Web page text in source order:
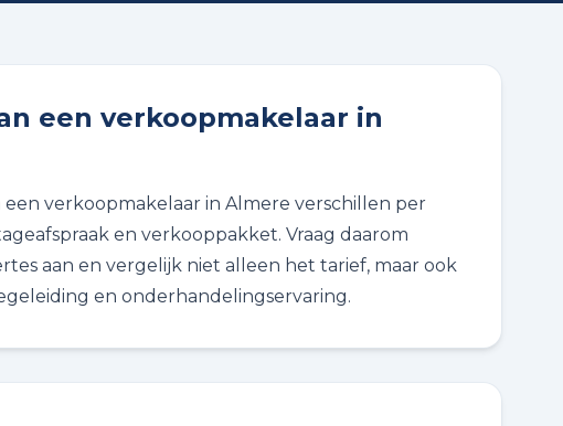
een verkoopmakelaar in
een verkoopmakelaar in Almere verschillen per
en verkooppakket. Vraag daarom
aan en vergelijk niet alleen het tarief, maar ook
en onderhandelingservaring.